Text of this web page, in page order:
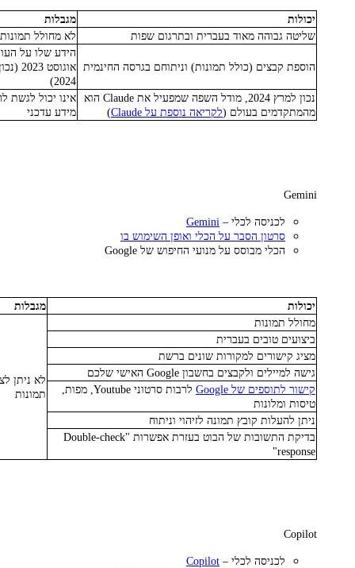
יכולות
מגבלות
שליטה גבוהה מאוד בעברית ובתרגום שפות
לא מחולל
הוספת קבצים (כולל תמונות) וניתוחם בגרסה החינמית
הידע שלו על
2024)
נכון למרץ 2024, מודל השפה שמפעיל את Claude הוא
מהמתקדמים בעולם (לקריאה נוספת על Claude )
אינו יכול לגשת
מידע עדכני
Gemini
לכניסה לכלי – Gemini
סרטון הסבר על הכלי ואופן השימוש בו
הכלי מבוסס על מנועי החיפוש של Google
יכולות
מגבלות
מחולל תמונות
לא ניתן
תמונות
ביצועים טובים בעברית
מציג קישורים למקורות שונים ברשת
גישה למיילים ולקבצים בחשבון Google האישי שלכם
קישור לתוספים של Google
לרבות סרטוני Youtube, מפות,
טיסות ומלונות
ניתן להעלות קובץ תמונה לזיהוי וניתוח
בדיקת התשובות של הבוט בעזרת אפשרות "Double-check
response"
Copilot
לכניסה לכלי – Copilot